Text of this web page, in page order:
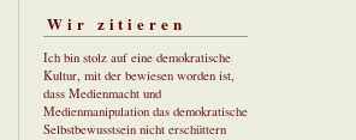
Wir zitieren
Ich bin stolz auf eine demokratische
Kultur, mit der bewiesen worden ist,
dass Medienmacht und
Medienmanipulation das demokratische
Selbstbewusstsein nicht erschüttern